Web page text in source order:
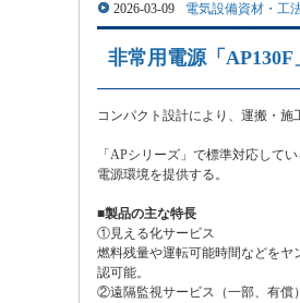
2026-03-09 電気設備資材・工
非常用電源「AP130F
コンパクト設計により、運搬・施
「APシリーズ」で標準対応して
電源環境を提供する。
■製品の主な特長
①見える化サービス
燃料残量や運転可能時間などを
認可能。
②遠隔監視サービス（一部、有償）